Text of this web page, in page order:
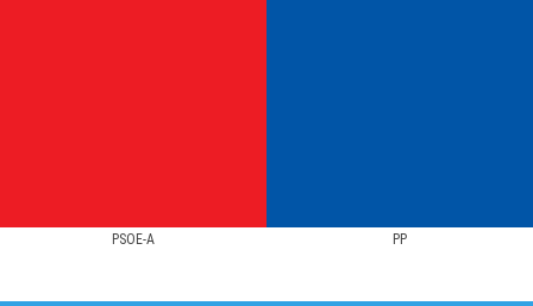
PSOE-A PP